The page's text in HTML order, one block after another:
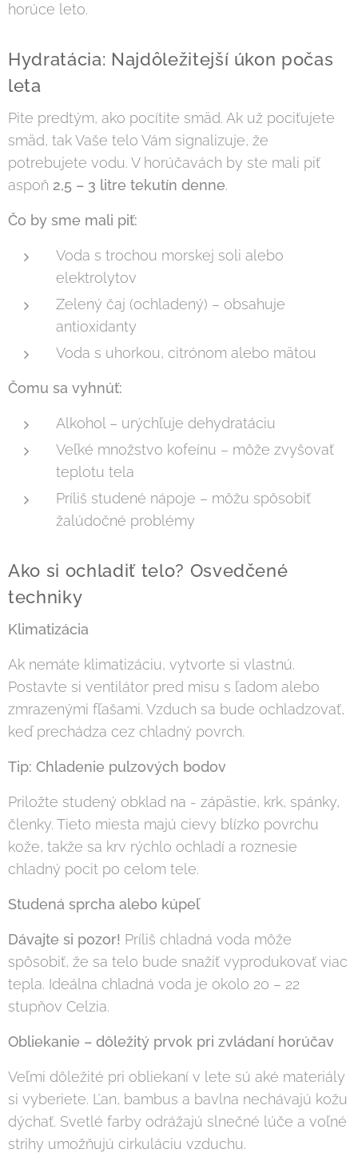
horúce leto.
Hydratácia: Najdôležitejší úkon počas
leta
Pite predtým, ako pocítite smäd. Ak už pociťujete
smäd, tak Vaše telo Vám signalizuje, že
potrebujete vodu. V horúčavách by ste mali piť
aspoň 2,5 – 3 litre tekutín denne.
Čo by sme mali piť:
Voda s trochou morskej soli alebo
elektrolytov
Zelený čaj (ochladený) – obsahuje
antioxidanty
Voda s uhorkou, citrónom alebo mätou
Čomu sa vyhnúť:
Alkohol – urýchľuje dehydratáciu
Veľké množstvo kofeínu – môže zvyšovať
teplotu tela
Príliš studené nápoje – môžu spôsobiť
žalúdočné problémy
Ako si ochladiť telo? Osvedčené
techniky
Klimatizácia
Ak nemáte klimatizáciu, vytvorte si vlastnú.
Postavte si ventilátor pred misu s ľadom alebo
zmrazenými fľašami. Vzduch sa bude ochladzovať,
keď prechádza cez chladný povrch.
Tip: Chladenie pulzových bodov
Priložte studený obklad na - zápästie, krk, spánky,
členky. Tieto miesta majú cievy blízko povrchu
kože, takže sa krv rýchlo ochladí a roznesie
chladný pocit po celom tele.
Studená sprcha alebo kúpeľ
Dávajte si pozor! Príliš chladná voda môže
spôsobiť, že sa telo bude snažiť vyprodukovať viac
tepla. Ideálna chladná voda je okolo 20 – 22
stupňov Celzia.
Obliekanie – dôležitý prvok pri zvládaní horúčav
Veľmi dôležité pri obliekaní v lete sú aké materiály
si vyberiete. Ľan, bambus a bavlna nechávajú kožu
dýchať. Svetlé farby odrážajú slnečné lúče a voľné
strihy umožňujú cirkuláciu vzduchu.